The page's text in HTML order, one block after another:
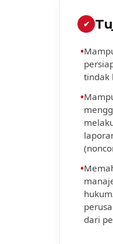
✔
•
tindak
•
•
dari